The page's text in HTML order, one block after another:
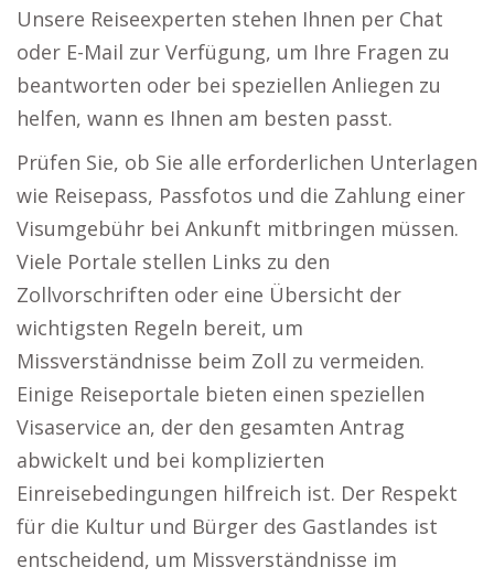
Unsere Reiseexperten stehen Ihnen per Chat
oder E-Mail zur Verfügung, um Ihre Fragen zu
beantworten oder bei speziellen Anliegen zu
helfen, wann es Ihnen am besten passt.
Prüfen Sie, ob Sie alle erforderlichen Unterlagen
wie Reisepass, Passfotos und die Zahlung einer
Visumgebühr bei Ankunft mitbringen müssen.
Viele Portale stellen Links zu den
Zollvorschriften oder eine Übersicht der
wichtigsten Regeln bereit, um
Missverständnisse beim Zoll zu vermeiden.
Einige Reiseportale bieten einen speziellen
Visaservice an, der den gesamten Antrag
abwickelt und bei komplizierten
Einreisebedingungen hilfreich ist. Der Respekt
für die Kultur und Bürger des Gastlandes ist
entscheidend, um Missverständnisse im